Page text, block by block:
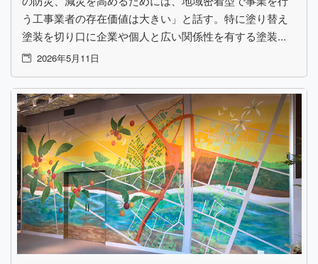
う工事業者の存在価値は大きい」と話す。特に塗り替え
塗装を切り口に企業や個人と広い関係性を有する塗装...
2026年5月11日